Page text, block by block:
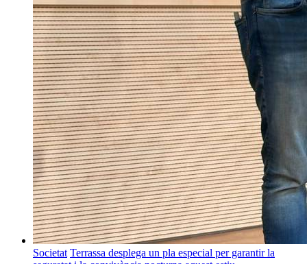
Societat Terrassa desplega un pla especial per garantir la